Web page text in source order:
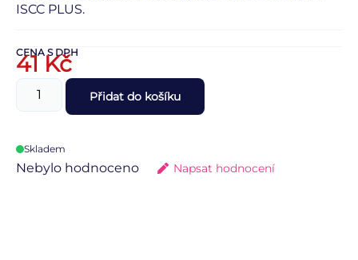
ISCC PLUS.
CENA S DPH
41Kč
Přidat do košíku
Skladem
Nebylo hodnoceno Napsat hodnocení